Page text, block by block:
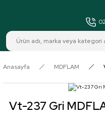
Anasayfa MDFLAM
Vt-237 Gri